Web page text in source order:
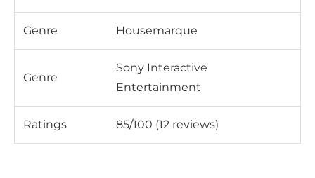
Genre Housemarque
Genre
Sony Interactive
Entertainment
Ratings 85/100 (12 reviews)